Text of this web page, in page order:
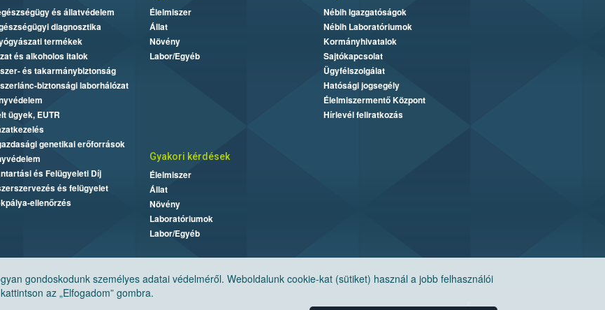
gondoskodunk személyes adatai védelméről. Weboldalunk cookie-kat (sütiket) használ a jobb felhasználói
az „Elfogadom” gombra.
és állatvédelem
diagnosztika
termékek
és alkoholos italok
és takarmánybiztonság
biztonsági laborhálózat
ügyek, EUTR
genetikai erőforrások
és Felügyeleti Díj
és felügyelet
ellenőrzés
Élelmiszer
Állat
Növény
Labor/Egyéb
Nébih Igazgatóságok
Nébih Laboratóriumok
Kormányhivatalok
Sajtókapcsolat
Ügyfélszolgálat
Hatósági jogsegély
Élelmiszermentő Központ
Hírlevél feliratkozás
Gyakori kérdések
Élelmiszer
Állat
Növény
Laboratóriumok
Labor/Egyéb